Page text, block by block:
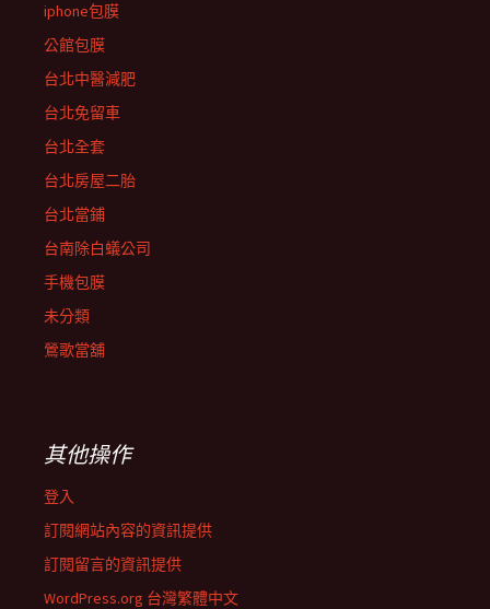
iphone包膜
公館包膜
台北中醫減肥
台北免留車
台北全套
台北房屋二胎
台北當鋪
台南除白蟻公司
手機包膜
未分類
鶯歌當舖
其他操作
登入
訂閱網站內容的資訊提供
訂閱留言的資訊提供
WordPress.org 台灣繁體中文